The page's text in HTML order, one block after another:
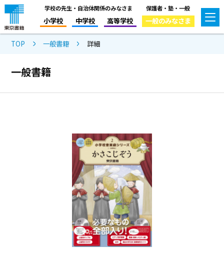
学校の先生・自治体関係のみなさま
小学校 中学校 高等学校
保護者・塾・一般
一般のみなさま
TOP 一般書籍 詳細
一般書籍